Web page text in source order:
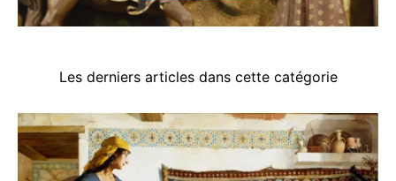
Les derniers articles dans cette catégorie